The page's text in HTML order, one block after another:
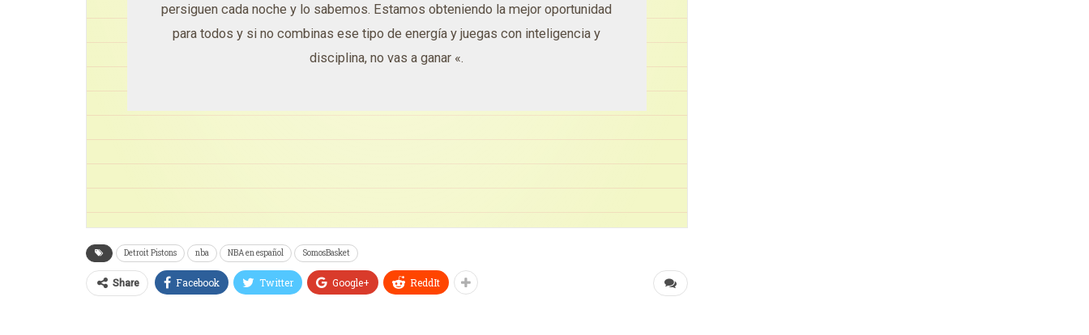
persiguen cada noche y lo sabemos. Estamos obteniendo la mejor oportunidad
para todos y si no combinas ese tipo de energía y juegas con inteligencia y
disciplina, no vas a ganar «.
Detroit Pistons nba NBA en español SomosBasket
Share Facebook Twitter Google+ ReddIt